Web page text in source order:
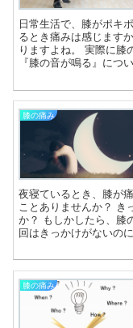
日常生活で、膝がポキ
るとき痛みは感じます
りますよね。 実際に膝
『膝の音が鳴る』につ
膝の痛み
夜寝ているとき、膝が
ことありませんか？ き
か？ もしかしたら、膝
回はきっかけがないの
膝の痛み